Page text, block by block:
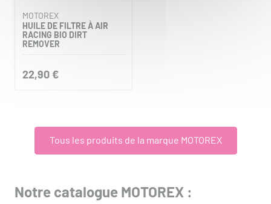
MOTOREX
HUILE DE FILTRE À AIR
RACING BIO DIRT
REMOVER
22,90 €
Tous les produits de la marque MOTOREX
Notre catalogue MOTOREX :